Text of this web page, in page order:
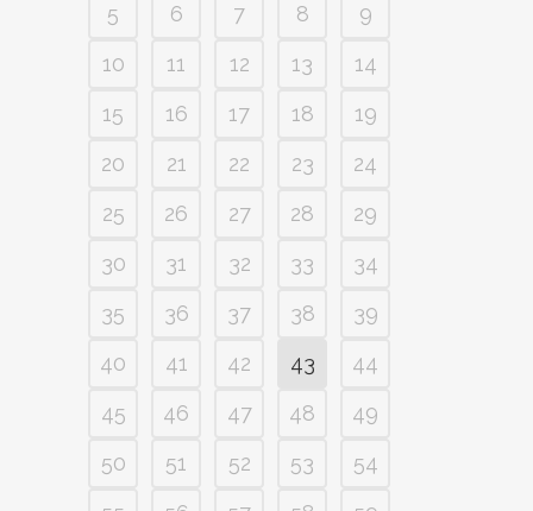
5
6 7 8
9
10
11 12 13
14
15
16 17 18
19
20
21 22 23
24
25
26 27 28
29
30
31 32 33
34
35
36 37 38
39
40
41 42 43
44
45
46 47 48
49
50
51 52 53
54